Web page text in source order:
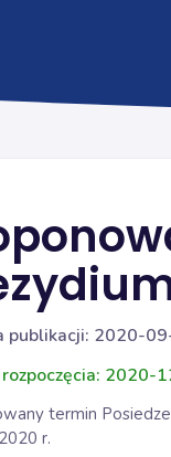
publikacji: 2020-
2020-
termin
r.